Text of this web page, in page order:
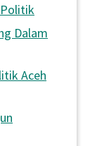
Dalam
Aceh